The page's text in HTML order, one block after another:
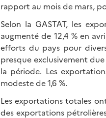
rapport au mois de mars,
Selon la GASTAT, les
augmenté de 12,4 % en
efforts du pays pour
presque exclusivement
la période. Les
modeste de 1,6 %.
Les exportations totales
des exportations